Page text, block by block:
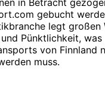
in Betracht
gebucht
legt großen
Pünktlichkeit,
von Finnland
muss.